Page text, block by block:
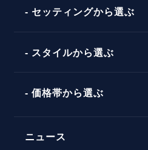
言葉
コンビネーション
ストレートライン
セッティングから選ぶ
ソリテール
ラインメレ
スタイルから選ぶ
シンプル
モード
価格帯から選ぶ
ニュース